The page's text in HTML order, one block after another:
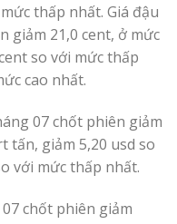
thấp nhất. Giá đậu
giảm 21,0 cent, ở mức
so với mức thấp
cao nhất.
07 chốt phiên giảm
tấn, giảm 5,20 usd so
với mức thấp nhất.
chốt phiên giảm